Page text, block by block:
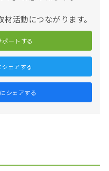
活動につながります。
ポートする
ェアする
シェアする